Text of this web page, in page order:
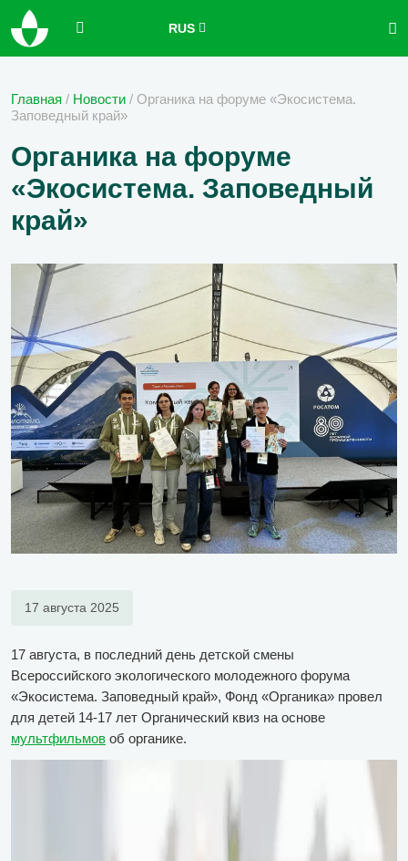
RUS
Главная / Новости / Органика на форуме «Экосистема.
Заповедный край»
Органика на форуме
«Экосистема. Заповедный
край»
17 августа 2025
17 августа, в последний день детской смены
Всероссийского экологического молодежного форума
«Экосистема. Заповедный край», Фонд «Органика» провел
для детей 14-17 лет Органический квиз на основе
мультфильмов об органике.